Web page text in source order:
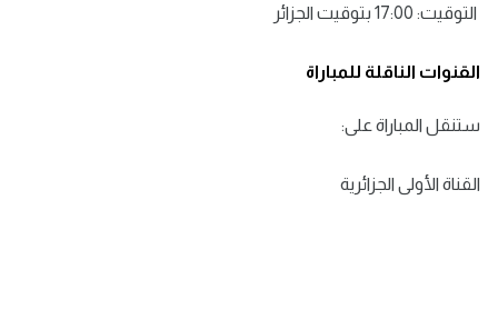
التوقيت: 17:00 بتوقيت الجزائر
القنوات الناقلة للمباراة
ستنقل المباراة على:
القناة الأولى الجزائرية